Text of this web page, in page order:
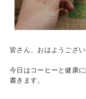
皆さん、おはようござい
今日はコーヒーと健康
書きます。